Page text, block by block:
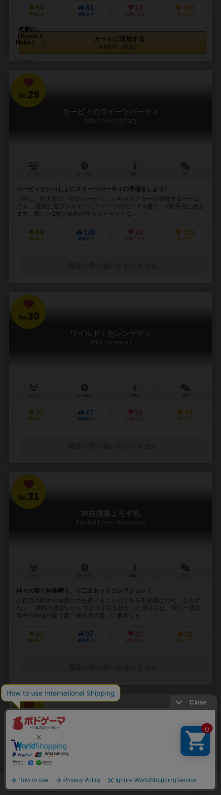
54
興味あり
83
経験あり
13
お気に入り
106
持ってる
カートに追加する
6,600円（税込）
No.29
カービィのスイーツパーティ
Kirby's Sweets Party
カービィといっしょにスイーツパーティの準備をしよう!
ご存じ、任天堂の「星のカービィ」のキャラクターが登場するゲーム
です。 最初に各プレイヤーにスイーツのカードを配り、2枚手元に残し
ます。残した2枚が自分の作るスイーツとな...
64
興味あり
126
経験あり
10
お気に入り
116
持ってる
No.30
ワイルド：セレンゲティ
Wild: Serengeti
33
興味あり
77
経験あり
19
お気に入り
54
持ってる
No.31
神在演宴よろず札
Kamiari En-en Yorozufuda
神々の宴で神楽舞う、十二支セットコレクション！
八百万の動物や自然の力を借りることのできる不思議なお札「よろず
札」。 神様の見習いとしてよろず札を授かった皆さんは、年に一度日
本中の神様が集う宴「神在月の宴」に参加しま...
21
興味あり
37
経験あり
10
お気に入り
32
持ってる
No.32